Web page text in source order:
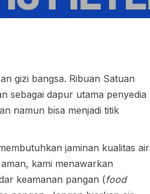
gizi bangsa. Ribuan Satuan
sebagai dapur utama penyedia
namun bisa menjadi titik
jaminan kualitas air
kami menawarkan
keamanan pangan (food